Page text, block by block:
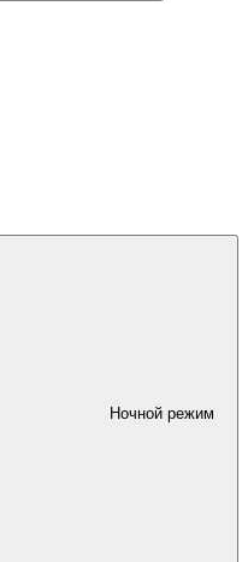
Ночной режим